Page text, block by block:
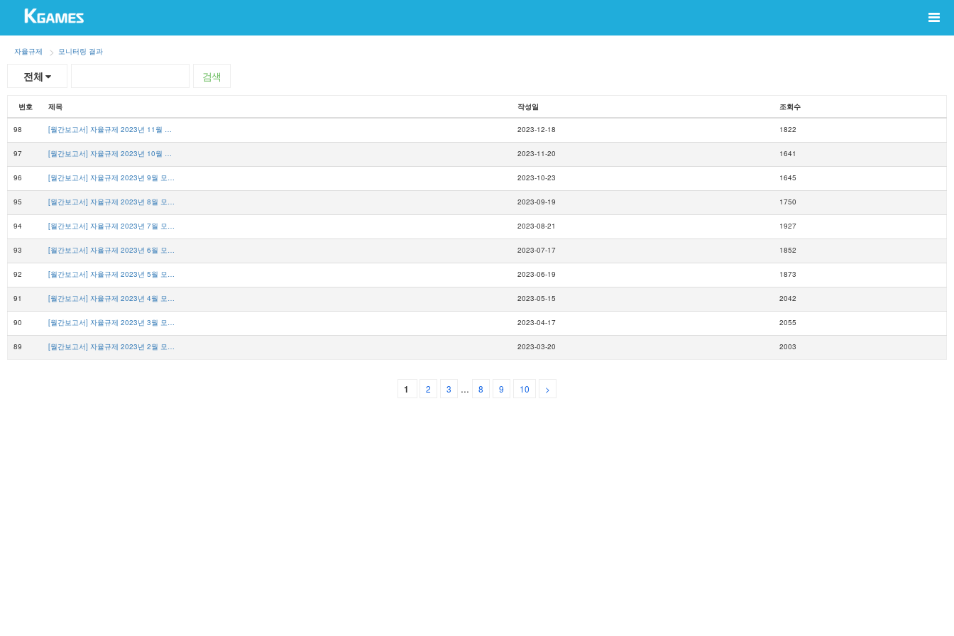
자율규제 모니터링 결과
전체 검색
번호 제목 작성일 조회수
98 [월간보고서] 자율규제 2023년 11월 모니터링 결과 2023-12-18 1822
97 [월간보고서] 자율규제 2023년 10월 모니터링 결과 2023-11-20 1641
96 [월간보고서] 자율규제 2023년 9월 모니터링 결과 2023-10-23 1645
95 [월간보고서] 자율규제 2023년 8월 모니터링 결과 2023-09-19 1750
94 [월간보고서] 자율규제 2023년 7월 모니터링 결과 2023-08-21 1927
93 [월간보고서] 자율규제 2023년 6월 모니터링 결과 2023-07-17 1852
92 [월간보고서] 자율규제 2023년 5월 모니터링 결과 2023-06-19 1873
91 [월간보고서] 자율규제 2023년 4월 모니터링 결과 2023-05-15 2042
90 [월간보고서] 자율규제 2023년 3월 모니터링 결과 2023-04-17 2055
89 [월간보고서] 자율규제 2023년 2월 모니터링 결과 2023-03-20 2003
1 2 3 ... 8 9 10 >